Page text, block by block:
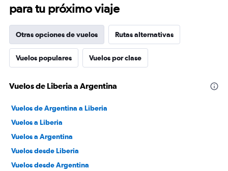
para tu próximo viaje
Otras opciones de vuelos Rutas alternativas
Vuelos populares Vuelos por clase
Vuelos de Liberia a Argentina
Vuelos de Argentina a Liberia
Vuelos a Liberia
Vuelos a Argentina
Vuelos desde Liberia
Vuelos desde Argentina